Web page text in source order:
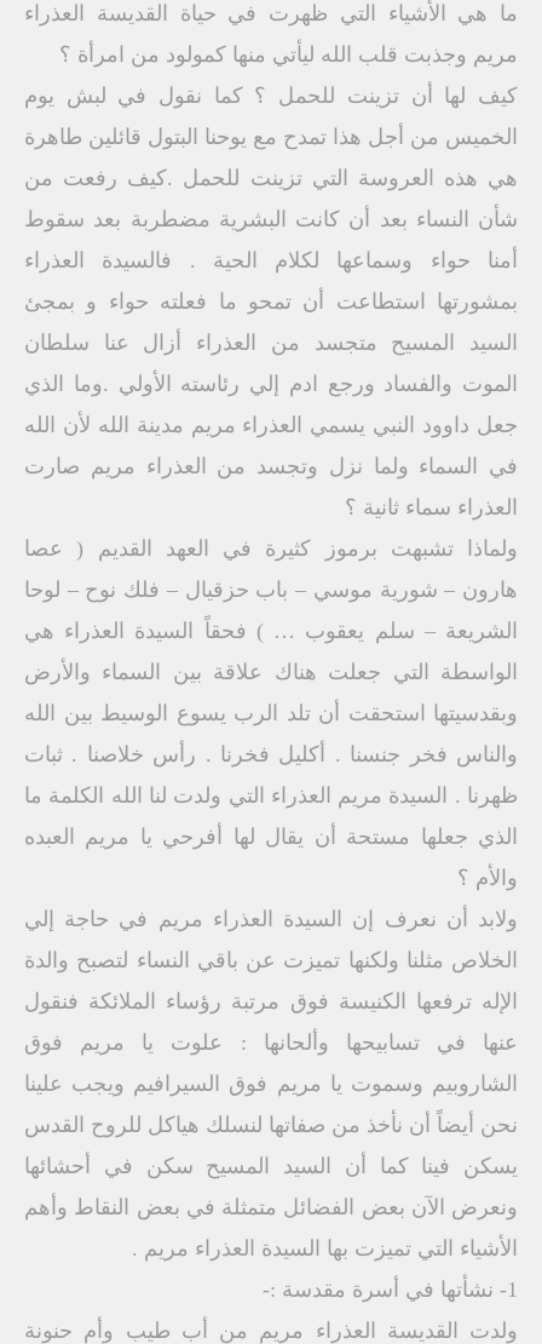
ما هي الأشياء التي ظهرت في حياة القديسة العذراء
مريم وجذبت قلب الله ليأتي منها كمولود من امرأة ؟
كيف لها أن تزينت للحمل ؟ كما نقول في لبش يوم
الخميس من أجل هذا تمدح مع يوحنا البتول قائلين طاهرة
هي هذه العروسة التي تزينت للحمل .كيف رفعت من
شأن النساء بعد أن كانت البشرية مضطربة بعد سقوط
أمنا حواء وسماعها لكلام الحية . فالسيدة العذراء
بمشورتها استطاعت أن تمحو ما فعلته حواء و بمجئ
السيد المسيح متجسد من العذراء أزال عنا سلطان
الموت والفساد ورجع ادم إلي رئاسته الأولي .وما الذي
جعل داوود النبي يسمي العذراء مريم مدينة الله لأن الله
في السماء ولما نزل وتجسد من العذراء مريم صارت
العذراء سماء ثانية ؟
ولماذا تشبهت برموز كثيرة في العهد القديم ( عصا
هارون – شورية موسي – باب حزقيال – فلك نوح – لوحا
الشريعة – سلم يعقوب … ) فحقاً السيدة العذراء هي
الواسطة التي جعلت هناك علاقة بين السماء والأرض
وبقدسيتها استحقت أن تلد الرب يسوع الوسيط بين الله
والناس فخر جنسنا . أكليل فخرنا . رأس خلاصنا . ثبات
ظهرنا . السيدة مريم العذراء التي ولدت لنا الله الكلمة ما
الذي جعلها مستحة أن يقال لها أفرحي يا مريم العبده
والأم ؟
ولابد أن نعرف إن السيدة العذراء مريم في حاجة إلي
الخلاص مثلنا ولكنها تميزت عن باقي النساء لتصبح والدة
الإله ترفعها الكنيسة فوق مرتبة رؤساء الملائكة فنقول
عنها في تسابيحها وألحانها : علوت يا مريم فوق
الشاروبيم وسموت يا مريم فوق السيرافيم ويجب علينا
نحن أيضاً أن نأخذ من صفاتها لنسلك هياكل للروح القدس
يسكن فينا كما أن السيد المسيح سكن في أحشائها
ونعرض الآن بعض الفضائل متمثلة في بعض النقاط وأهم
الأشياء التي تميزت بها السيدة العذراء مريم .
1- نشأتها في أسرة مقدسة :-
ولدت القديسة العذراء مريم من أب طيب وأم حنونة